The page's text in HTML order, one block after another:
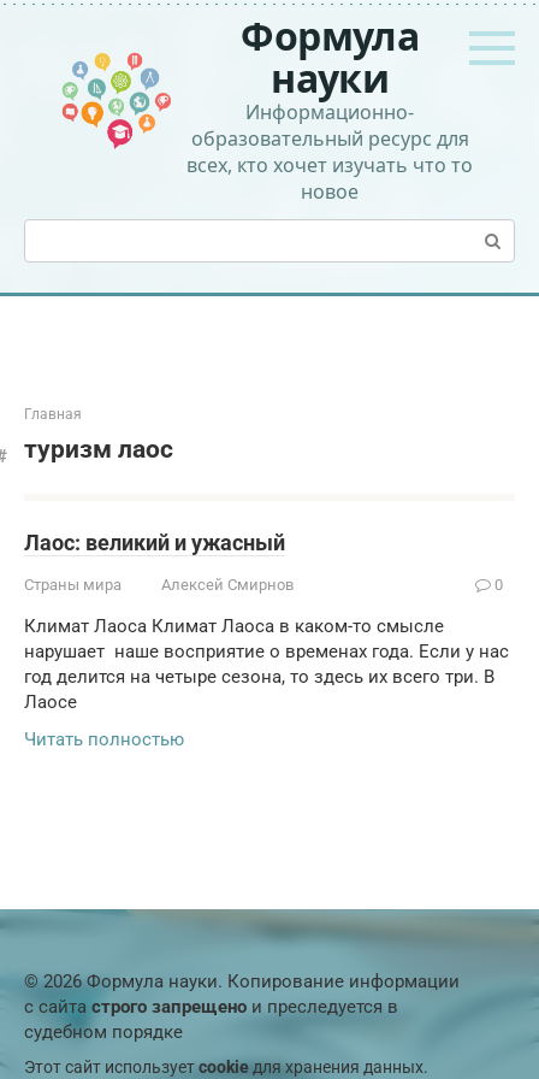
Перейти
контенту
Формула
науки
Информационно-
образовательный ресурс для
всех, кто хочет изучать что то
новое
Поиск:
Главная
туризм лаос
Лаос: великий и ужасный
Страны мира Алексей Смирнов 0
Климат Лаоса Климат Лаоса в каком-то смысле
нарушает наше восприятие о временах года. Если у нас
год делится на четыре сезона, то здесь их всего три. В
Лаосе
Читать полностью
© 2026 Формула науки. Копирование информации
с сайта строго запрещено и преследуется в
судебном порядке
Этот сайт используетcookieдля хранения данных.